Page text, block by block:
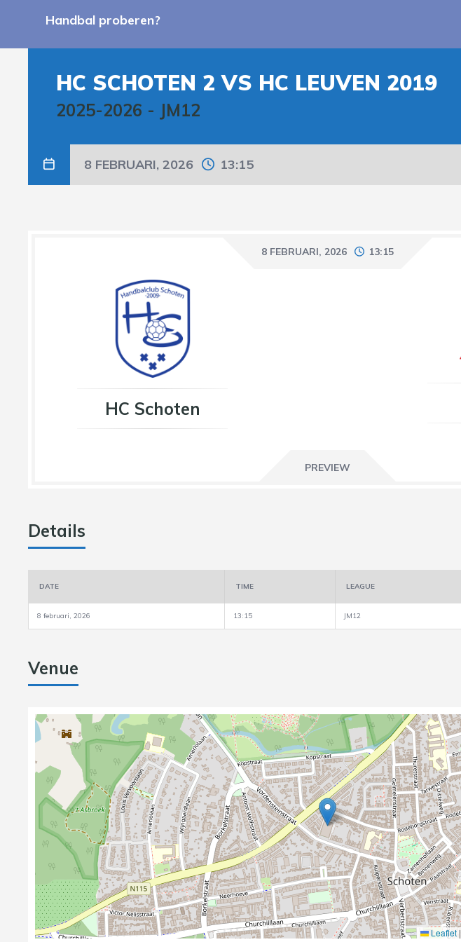
Handbal proberen?
HC SCHOTEN 2 VS HC LEUVEN 2019
2025-2026 - JM12
8 FEBRUARI, 2026 13:15
8 FEBRUARI, 2026 13:15
HC Schoten
PREVIEW
Details
DATE TIME LEAGUE
8 februari, 2026 13:15 JM12
Venue
Leaflet |